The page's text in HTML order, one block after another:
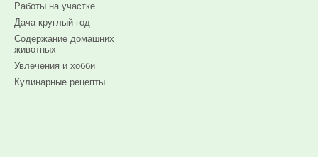
Работы на участке
Дача круглый год
Содержание домашних
животных
Увлечения и хобби
Кулинарные рецепты